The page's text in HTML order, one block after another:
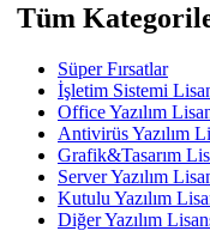
Tüm
Süper Fırsatlar
İşletim Sistemi
Office Yazılım
Antivirüs Yazılım
Grafik&Tasarım
Server Yazılım
Kutulu Yazılım
Diğer Yazılım